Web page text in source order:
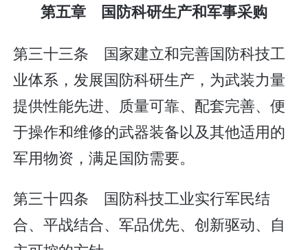
第五章 国防科研生产和军事采购
第三十三条 国家建立和完善国防科技工
业体系，发展国防科研生产，为武装力量
提供性能先进、质量可靠、配套完善、便
于操作和维修的武器装备以及其他适用的
军用物资，满足国防需要。
第三十四条 国防科技工业实行军民结
合、平战结合、军品优先、创新驱动、自